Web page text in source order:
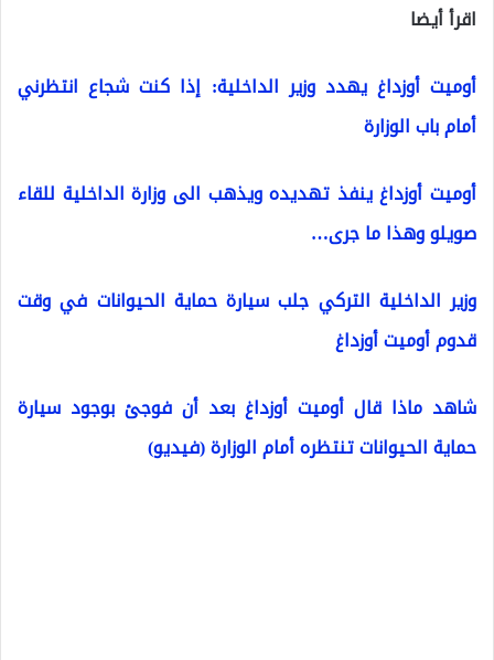
اقرأ أيضا
أوميت أوزداغ يهدد وزير الداخلية: إذا كنت شجاع انتظرني
أمام باب الوزارة
أوميت أوزداغ ينفذ تهديده ويذهب الى وزارة الداخلية للقاء
صويلو وهذا ما جرى…
وزير الداخلية التركي جلب سيارة حماية الحيوانات في وقت
قدوم أوميت أوزداغ
شاهد ماذا قال أوميت أوزداغ بعد أن فوجئ بوجود سيارة
حماية الحيوانات تنتظره أمام الوزارة (فيديو)